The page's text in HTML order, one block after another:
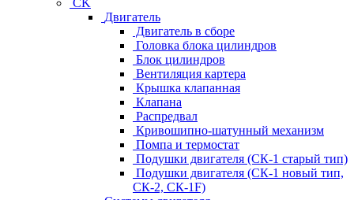
CK
Двигатель
Двигатель в сборе
Головка блока цилиндров
Блок цилиндров
Вентиляция картера
Крышка клапанная
Клапана
Распредвал
Кривошипно-шатунный механизм
Помпа и термостат
Подушки двигателя (СК-1 старый тип)
Подушки двигателя (СК-1 новый тип,
СК-2, СК-1F)